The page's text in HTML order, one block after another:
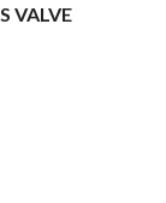
VALVE